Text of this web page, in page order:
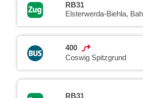
RB31
Elsterwerda-Biehla,
400
Coswig Spitzgrund
RB31